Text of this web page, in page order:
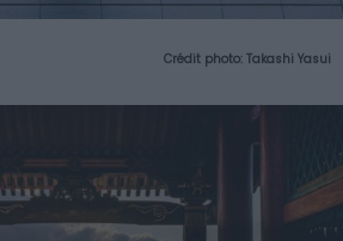
Crédit photo: Takashi Yasui